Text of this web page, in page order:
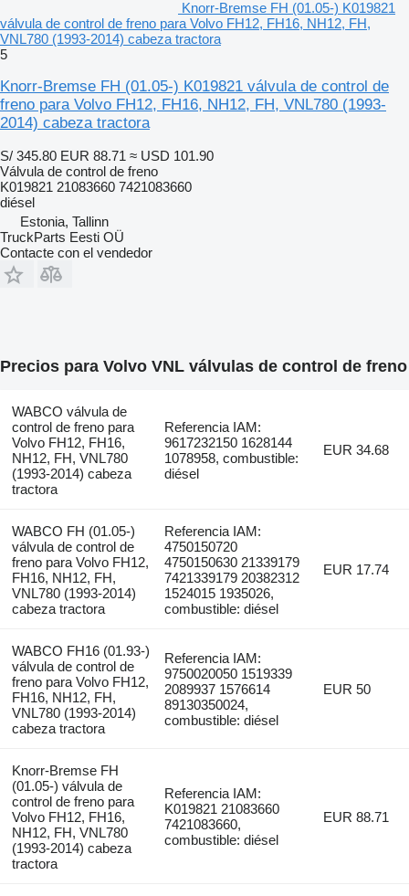
Knorr-Bremse FH (01.05-) K019821
válvula de control de freno para Volvo FH12, FH16, NH12, FH,
VNL780 (1993-2014) cabeza tractora
5
Knorr-Bremse FH (01.05-) K019821 válvula de control de
freno para Volvo FH12, FH16, NH12, FH, VNL780 (1993-
2014) cabeza tractora
S/ 345.80 EUR 88.71 ≈ USD 101.90
Válvula de control de freno
K019821 21083660 7421083660
diésel
Estonia, Tallinn
TruckParts Eesti OÜ
Contacte con el vendedor
Precios para Volvo VNL válvulas de control de freno
WABCO válvula de
control de freno para
Volvo FH12, FH16,
NH12, FH, VNL780
(1993-2014) cabeza
tractora
Referencia IAM:
9617232150 1628144
1078958, combustible:
diésel
EUR 34.68
WABCO FH (01.05-)
válvula de control de
freno para Volvo FH12,
FH16, NH12, FH,
VNL780 (1993-2014)
cabeza tractora
Referencia IAM:
4750150720
4750150630 21339179
7421339179 20382312
1524015 1935026,
combustible: diésel
EUR 17.74
WABCO FH16 (01.93-)
válvula de control de
freno para Volvo FH12,
FH16, NH12, FH,
VNL780 (1993-2014)
cabeza tractora
Referencia IAM:
9750020050 1519339
2089937 1576614
89130350024,
combustible: diésel
EUR 50
Knorr-Bremse FH
(01.05-) válvula de
control de freno para
Volvo FH12, FH16,
NH12, FH, VNL780
(1993-2014) cabeza
tractora
Referencia IAM:
K019821 21083660
7421083660,
combustible: diésel
EUR 88.71